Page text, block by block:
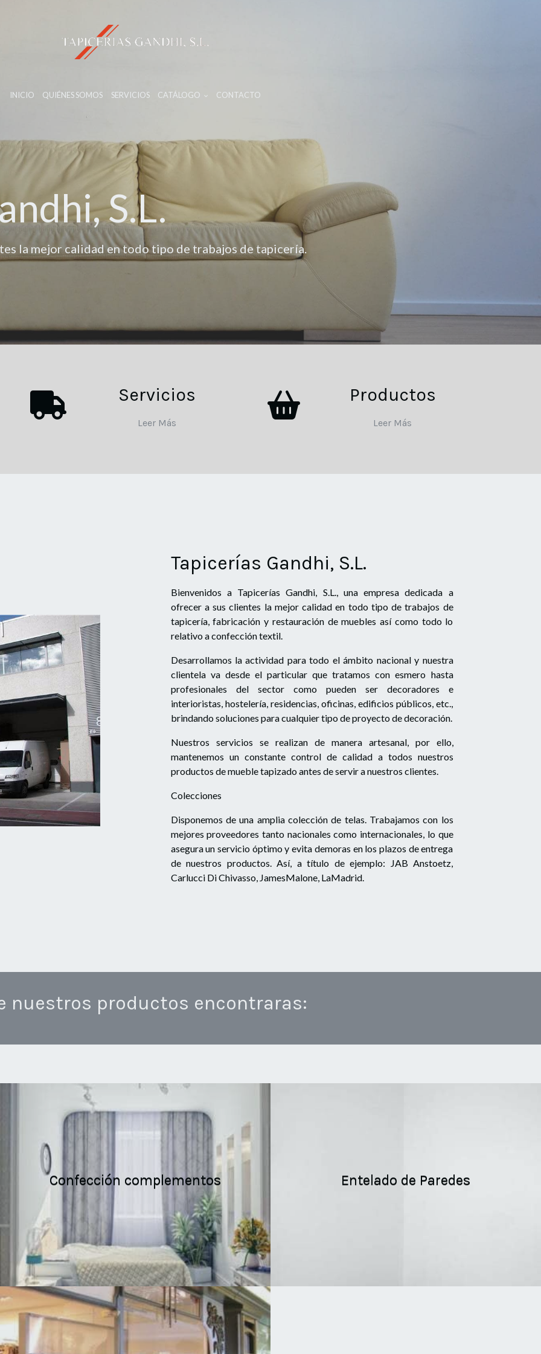
INICIO QUIÉNES SOMOS SERVICIOS CATÁLOGO CONTACTO
S.L.
la mejor calidad en todo tipo de trabajos de tapicería.
Servicios
Leer Más
Productos
Leer Más
Tapicerías Gandhi, S.L.
Bienvenidos a Tapicerías Gandhi, S.L., una empresa dedicada a
ofrecer a sus clientes la mejor calidad en todo tipo de trabajos de
tapicería, fabricación y restauración de muebles así como todo lo
relativo a confección textil.
Desarrollamos la actividad para todo el ámbito nacional y nuestra
clientela va desde el particular que tratamos con esmero hasta
profesionales del sector como pueden ser decoradores e
interioristas, hostelería, residencias, oficinas, edificios públicos, etc.,
brindando soluciones para cualquier tipo de proyecto de decoración.
Nuestros servicios se realizan de manera artesanal, por ello,
mantenemos un constante control de calidad a todos nuestros
productos de mueble tapizado antes de servir a nuestros clientes.
Colecciones
Disponemos de una amplia colección de telas. Trabajamos con los
mejores proveedores tanto nacionales como internacionales, lo que
asegura un servicio óptimo y evita demoras en los plazos de entrega
de nuestros productos. Así, a título de ejemplo: JAB Anstoetz,
Carlucci Di Chivasso, JamesMalone, LaMadrid.
nuestros productos encontraras:
Confección complementos Entelado de Paredes